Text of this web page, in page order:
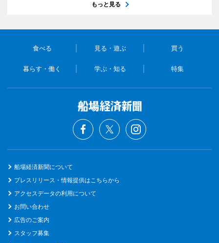
もっと見る
食べる 見る・遊ぶ 買う
暮らす・働く 学ぶ・知る 特集
船場経済新聞について
プレスリリース・情報提供はこちらから
アクセスデータの利用について
お問い合わせ
広告のご案内
スタッフ募集